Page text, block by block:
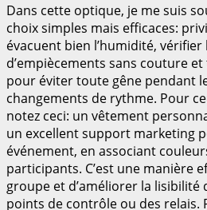
Dans cette optique, je me suis
choix simples mais efficaces:
évacuent bien l’humidité, vérifier
d’empiècements sans couture
pour éviter toute gêne pendant
changements de rythme. Pour
notez ceci: un vêtement
un excellent support marketing
événement, en associant
participants. C’est une manière
groupe et d’améliorer la lisibilité
points de contrôle ou des relais.